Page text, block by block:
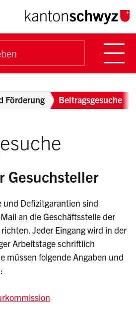
im Kanton
Breadcrumb
Förderung Beitragsgesuche
Gesuchsteller
und Defizitgarantien sind
an die Geschäftsstelle der
Jeder Eingang wird in der
Arbeitstage schriftlich
müssen folgende Angaben und